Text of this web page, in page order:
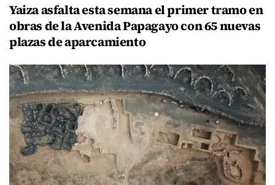
Yaiza asfalta esta semana el primer tramo en
obras de la Avenida Papagayo con 65 nuevas
plazas de aparcamiento